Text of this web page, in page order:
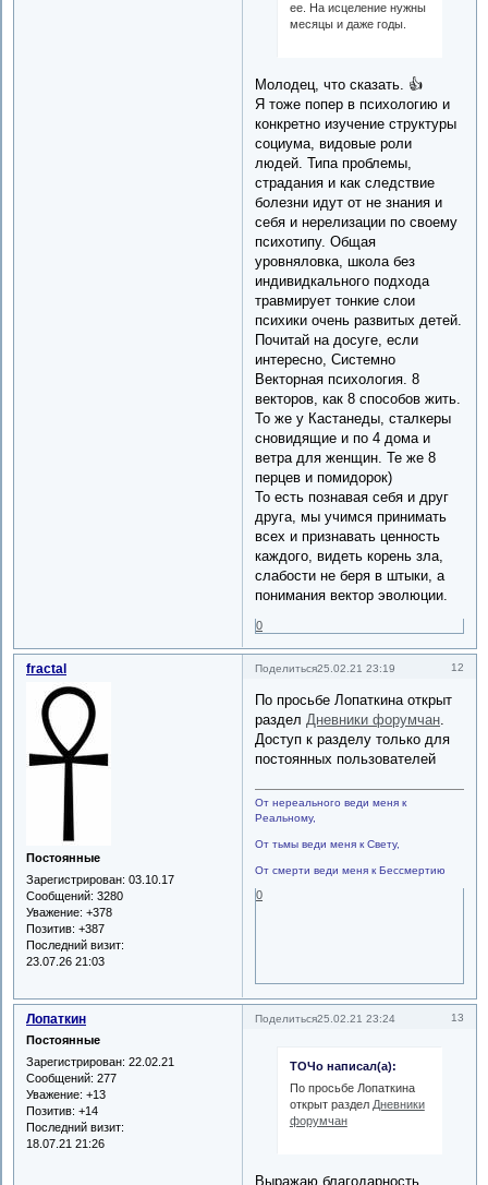
ее. На исцеление нужны
месяцы и даже годы.
Молодец, что сказать. 👍
Я тоже попер в психологию и
конкретно изучение структуры
социума, видовые роли
людей. Типа проблемы,
страдания и как следствие
болезни идут от не знания и
себя и нерелизации по своему
психотипу. Общая
уровняловка, школа без
индивидкального подхода
травмирует тонкие слои
психики очень развитых детей.
Почитай на досуге, если
интересно, Системно
Векторная психология. 8
векторов, как 8 способов жить.
То же у Кастанеды, сталкеры
сновидящие и по 4 дома и
ветра для женщин. Те же 8
перцев и помидорок)
То есть познавая себя и друг
друга, мы учимся принимать
всех и признавать ценность
каждого, видеть корень зла,
слабости не беря в штыки, а
понимания вектор эволюции.
0
Поделиться 12
25.02.21 23:19
fractal
Постоянные
Зарегистрирован: 03.10.17
Сообщений: 3280
Уважение: +378
Позитив: +387
Последний визит:
23.07.26 21:03
По просьбе Лопаткина открыт
разделДневники форумчан.
Доступ к разделу только для
постоянных пользователей
От нереального веди меня к
Реальному,
От тьмы веди меня к Свету,
От смерти веди меня к Бессмертию
0
Поделиться 13
25.02.21 23:24
Лопаткин
Постоянные
Зарегистрирован: 22.02.21
Сообщений: 277
Уважение: +13
Позитив: +14
Последний визит:
18.07.21 21:26
ТОЧо написал(а):
По просьбе Лопаткина
открыт раздел Дневники
форумчан
Выражаю благодарность